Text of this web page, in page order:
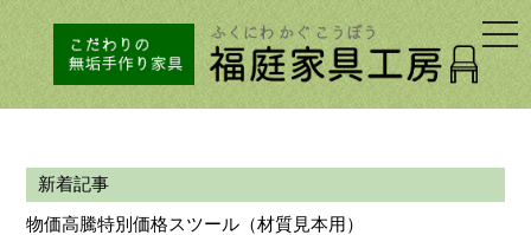
新着記事
物価高騰特別価格スツール（材質見本用）